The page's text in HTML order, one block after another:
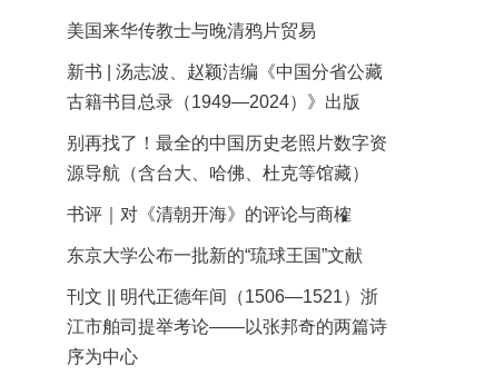
美国来华传教士与晚清鸦片贸易
新书 | 汤志波、赵颖洁编《中国分省公藏
古籍书目总录（1949—2024）》出版
别再找了！最全的中国历史老照片数字资
源导航（含台大、哈佛、杜克等馆藏）
书评｜对《清朝开海》的评论与商榷
东京大学公布一批新的“琉球王国”文献
刊文 || 明代正德年间（1506—1521）浙
江市舶司提举考论——以张邦奇的两篇诗
序为中心